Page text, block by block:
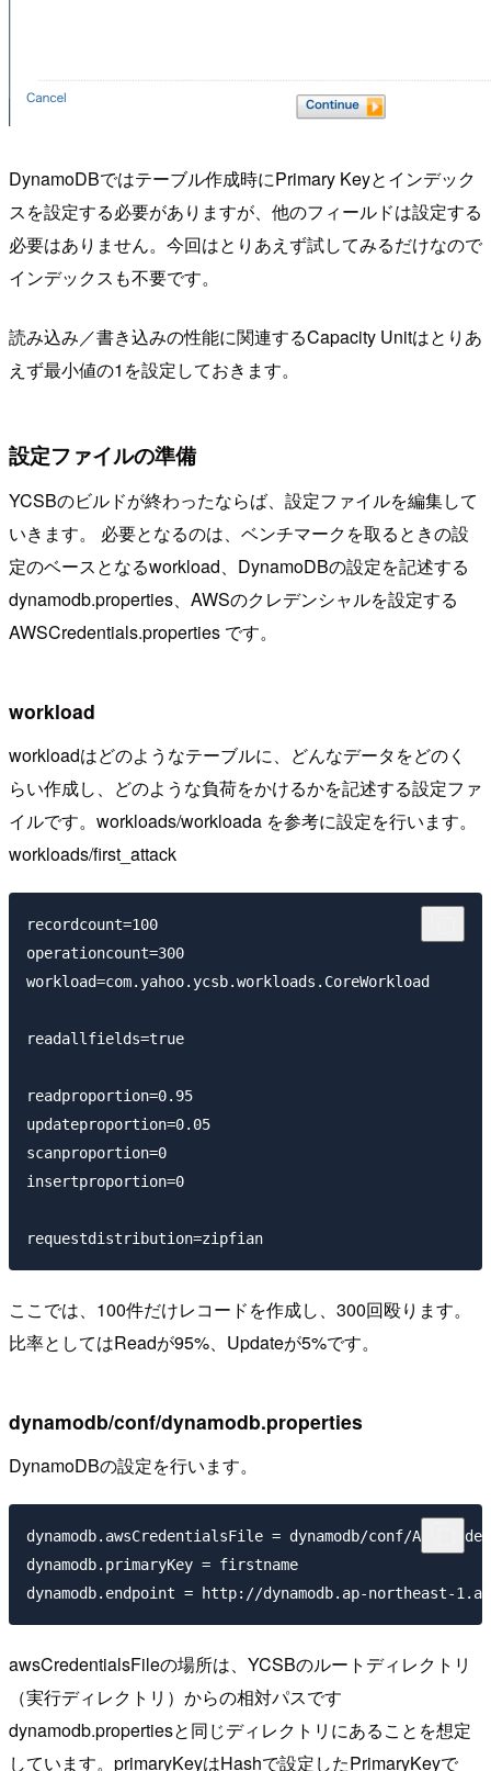
DynamoDBではテーブル作成時にPrimary Keyとインデック
スを設定する必要がありますが、他のフィールドは設定する
必要はありません。今回はとりあえず試してみるだけなので
インデックスも不要です。
読み込み／書き込みの性能に関連するCapacity Unitはとりあ
えず最小値の1を設定しておきます。
設定ファイルの準備
YCSBのビルドが終わったならば、設定ファイルを編集して
いきます。 必要となるのは、ベンチマークを取るときの設
定のベースとなるworkload、DynamoDBの設定を記述する
dynamodb.properties、AWSのクレデンシャルを設定する
AWSCredentials.properties です。
workload
workloadはどのようなテーブルに、どんなデータをどのく
らい作成し、どのような負荷をかけるかを記述する設定ファ
イルです。workloads/workloada を参考に設定を行います。
workloads/first_attack
recordcount=100
operationcount=300
workload=com.yahoo.ycsb.workloads.CoreWorkload
readallfields=true
readproportion=0.95
updateproportion=0.05
scanproportion=0
insertproportion=0
ここでは、100件だけレコードを作成し、300回殴ります。
比率としてはReadが95%、Updateが5%です。
dynamodb/conf/dynamodb.properties
DynamoDBの設定を行います。
dynamodb.awsCredentialsFile = dynamodb/conf/
dynamodb.primaryKey = firstname
awsCredentialsFileの場所は、YCSBのルートディレクトリ
（実行ディレクトリ）からの相対パスです
dynamodb.propertiesと同じディレクトリにあることを想定
しています。primaryKeyはHashで設定したPrimaryKeyで